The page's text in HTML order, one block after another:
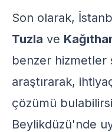
Son olarak,
Tuzla ve
benzer hizmetler
araştırarak,
çözümü
Beylikdüzü'nde